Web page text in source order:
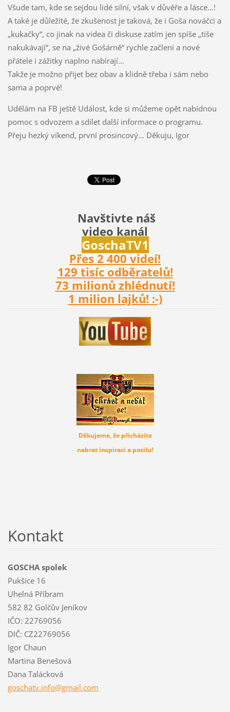
Všude tam, kde se sejdou lidé silní, však v důvěře a lásce…!
A také je důležité, že zkušenost je taková, že i Goša nováčci a
„kukačky“, co jinak na videa či diskuse zatím jen spíše „tiše
nakukávají“, se na „živé Gošárně“ rychle začlení a nové
přátele i zážitky naplno nabírají…
Takže je možno přijet bez obav a klidně třeba i sám nebo
sama a poprvé!
Udělám na FB ještě Událost, kde si můžeme opět nabídnou
pomoc s odvozem a sdílet další informace o programu.
Přeju hezký víkend, první prosincový… Děkuju, Igor
Navštivte náš
video kanál
GoschaTV1
Přes 2 400 videí!
129 tisíc odběratelů!
73 milionů zhlédnutí!
1 milion lajků! :-)
Děkujeme, že přicházíte
nabrat inspiraci a posilu!
Kontakt
GOSCHA spolek
Pukšice 16
Uhelná Příbram
582 82 Golčův Jeníkov
IČO: 22769056
DIČ: CZ22769056
Igor Chaun
Martina Benešová
Dana Talácková
goschatv.info@gmail.com